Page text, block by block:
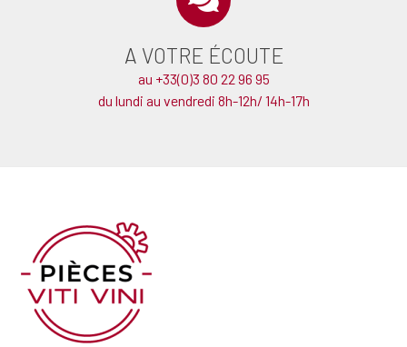
A VOTRE ÉCOUTE
au +33(0)3 80 22 96 95
du lundi au vendredi 8h-12h/ 14h-17h